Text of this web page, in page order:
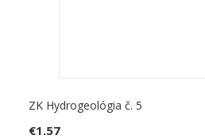
ZK Hydrogeológia č. 5
€1.57